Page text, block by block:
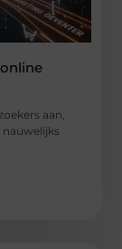
aan,
nauwelijks